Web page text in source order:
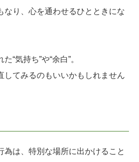
なり、心を通わせるひとときにな
“気持ち”や“余白”。
してみるのもいいかもしれません
為は、特別な場所に出かけること